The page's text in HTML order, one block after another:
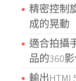
精密控制
成的晃動
適合拍攝
品的360
輸出